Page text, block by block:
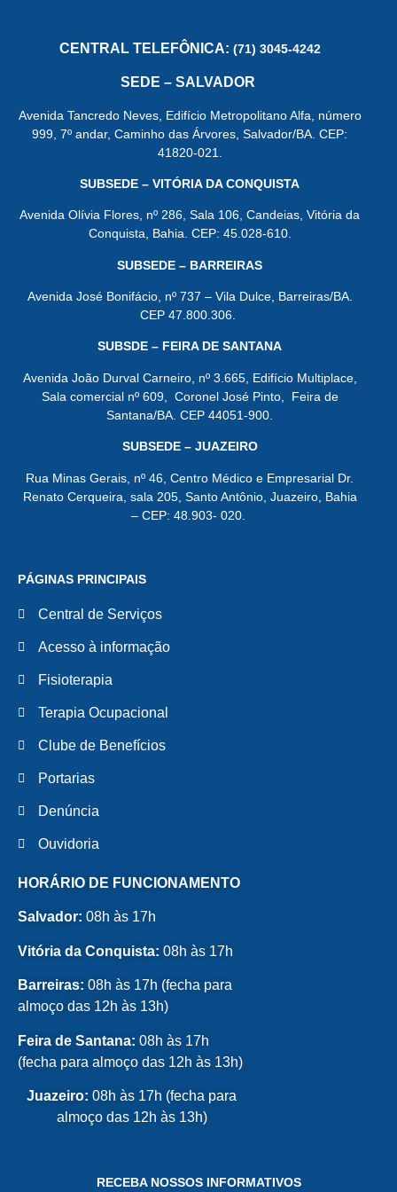
CENTRALTELEFÔNICA: (71) 3045-4242
SEDE – SALVADOR
Avenida Tancredo Neves, Edifício Metropolitano Alfa, número
999, 7º andar, Caminho das Árvores, Salvador/BA. CEP:
41820-021.
SUBSEDE – VITÓRIA DA CONQUISTA
Avenida Olívia Flores, nº 286, Sala 106, Candeias, Vitória da
Conquista, Bahia. CEP: 45.028-610.
SUBSEDE – BARREIRAS
Avenida José Bonifácio, nº 737 – Vila Dulce, Barreiras/BA.
CEP 47.800.306.
SUBSDE – FEIRA DE SANTANA
Avenida João Durval Carneiro, nº 3.665, Edifício Multiplace,
Sala comercial nº 609, Coronel José Pinto, Feira de
Santana/BA. CEP 44051-900.
SUBSEDE – JUAZEIRO
Rua Minas Gerais, nº 46, Centro Médico e Empresarial Dr.
Renato Cerqueira, sala 205, Santo Antônio, Juazeiro, Bahia
– CEP: 48.903- 020.
PÁGINAS PRINCIPAIS
Central de Serviços
Acesso à informação
Fisioterapia
Terapia Ocupacional
Clube de Benefícios
Portarias
Denúncia
Ouvidoria
HORÁRIO DE FUNCIONAMENTO
Salvador: 08h às 17h
Vitória da Conquista: 08h às 17h
Barreiras: 08h às 17h (fecha para
almoço das 12h às 13h)
Feira de Santana: 08h às 17h
(fecha para almoço das 12h às 13h)
Juazeiro: 08h às 17h (fecha para
almoço das 12h às 13h)
RECEBA NOSSOS INFORMATIVOS